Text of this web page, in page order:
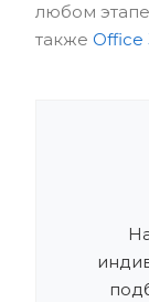
любом
также Office